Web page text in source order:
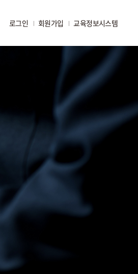
로그인 회원가입 교육정보시스템